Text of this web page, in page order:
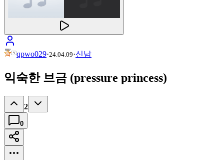
qpwo029·24.04.09·신남
익숙한 브금 (pressure princess)
2
0